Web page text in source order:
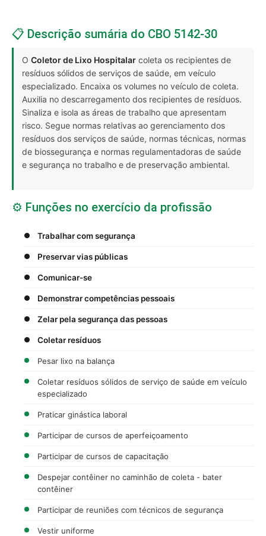
📋 Descrição sumária do CBO 5142-30
O Coletor de Lixo Hospitalar coleta os recipientes de
resíduos sólidos de serviços de saúde, em veículo
especializado. Encaixa os volumes no veículo de coleta.
Auxilia no descarregamento dos recipientes de resíduos.
Sinaliza e isola as áreas de trabalho que apresentam
risco. Segue normas relativas ao gerenciamento dos
resíduos dos serviços de saúde, normas técnicas, normas
de biossegurança e normas regulamentadoras de saúde
e segurança no trabalho e de preservação ambiental.
⚙️ Funções no exercício da profissão
Trabalhar com segurança
Preservar vias públicas
Comunicar-se
Demonstrar competências pessoais
Zelar pela segurança das pessoas
Coletar resíduos
Pesar lixo na balança
Coletar resíduos sólidos de serviço de saúde em veículo
especializado
Praticar ginástica laboral
Participar de cursos de aperfeiçoamento
Participar de cursos de capacitação
Despejar contêiner no caminhão de coleta - bater
contêiner
Participar de reuniões com técnicos de segurança
Vestir uniforme